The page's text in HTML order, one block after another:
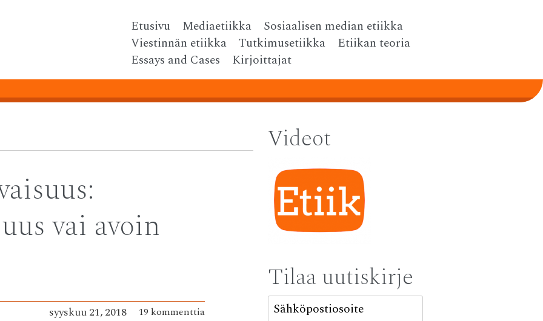
Menu
Skip
content
Etusivu Mediaetiikka
Sosiaalisen median etiikka
Viestinnän etiikka
Tutkimusetiikka
Etiikan teoria
Essays and Cases
Kirjoittajat
vai avoin
syyskuu 21, 2018 19 kommenttia
Videot
Tilaa uutiskirje